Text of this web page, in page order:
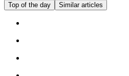
Top of the day Similar articles